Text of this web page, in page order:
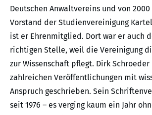
Deutschen Anwaltvereins und von 2000
Vorstand der Studienvereinigung
ist er Ehrenmitglied. Dort war er auch
richtigen Stelle, weil die Vereinigung
zur Wissenschaft pflegt. Dirk Schroeder
zahlreichen Veröffentlichungen mit
Anspruch geschrieben. Sein
seit 1976 – es verging kaum ein Jahr